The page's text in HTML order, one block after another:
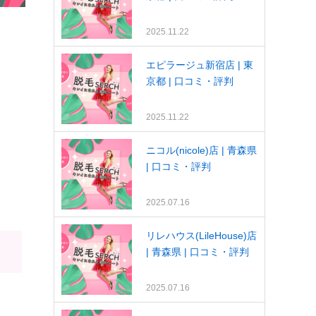
2025.11.22
エピラージュ新宿店 | 東
京都 | 口コミ・評判
2025.11.22
ニコル(nicole)店 | 青森県
| 口コミ・評判
2025.07.16
リレハウス(LileHouse)店
| 青森県 | 口コミ・評判
2025.07.16